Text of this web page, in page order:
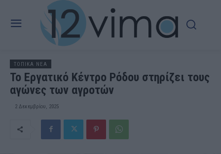
ΤΟΠΙΚΑ ΝΕΑ
Το Εργατικό Κέντρο Ρόδου στηρίζει τους
αγώνες των αγροτών
2 Δεκεμβρίου, 2025